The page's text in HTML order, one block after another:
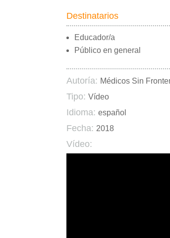
Destinatarios
Educador/a
Público en general
Autoría: Médicos Sin
Tipo: Vídeo
Idioma: español
Fecha: 2018
Vídeo: